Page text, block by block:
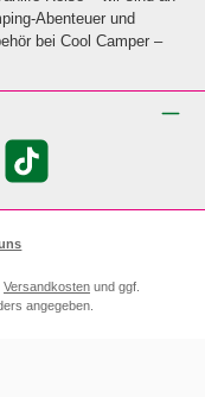
Abenteuer und
bei Cool Camper –
TikTok
Versandkosten und ggf.
angegeben.